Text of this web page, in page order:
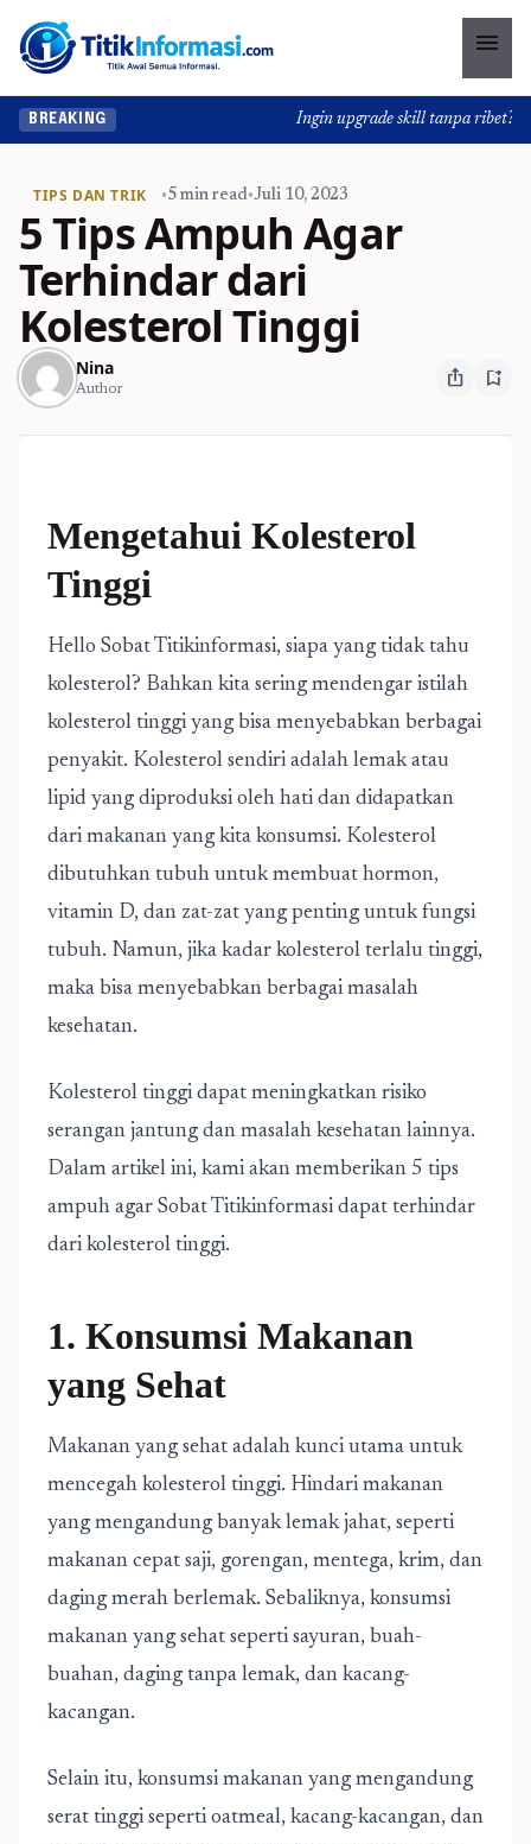
menu
BREAKING Ingin upgrade skill tanpa ribet?
TIPS DAN TRIK •5 min read•Juli 10, 2023
5 Tips Ampuh Agar
Terhindar dari
Kolesterol Tinggi
Nina
Author ios_share bookmark_add
Mengetahui Kolesterol
Tinggi
Hello Sobat Titikinformasi, siapa yang tidak tahu
kolesterol? Bahkan kita sering mendengar istilah
kolesterol tinggi yang bisa menyebabkan berbagai
penyakit. Kolesterol sendiri adalah lemak atau
lipid yang diproduksi oleh hati dan didapatkan
dari makanan yang kita konsumsi. Kolesterol
dibutuhkan tubuh untuk membuat hormon,
vitamin D, dan zat-zat yang penting untuk fungsi
tubuh. Namun, jika kadar kolesterol terlalu tinggi,
maka bisa menyebabkan berbagai masalah
kesehatan.
Kolesterol tinggi dapat meningkatkan risiko
serangan jantung dan masalah kesehatan lainnya.
Dalam artikel ini, kami akan memberikan 5 tips
ampuh agar Sobat Titikinformasi dapat terhindar
dari kolesterol tinggi.
1. Konsumsi Makanan
yang Sehat
Makanan yang sehat adalah kunci utama untuk
mencegah kolesterol tinggi. Hindari makanan
yang mengandung banyak lemak jahat, seperti
makanan cepat saji, gorengan, mentega, krim, dan
daging merah berlemak. Sebaliknya, konsumsi
makanan yang sehat seperti sayuran, buah-
buahan, daging tanpa lemak, dan kacang-
kacangan.
Selain itu, konsumsi makanan yang mengandung
serat tinggi seperti oatmeal, kacang-kacangan, dan